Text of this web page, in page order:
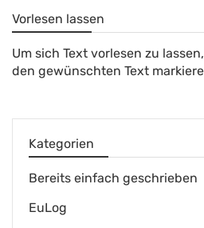
Vorlesen lassen
Um sich Text vorlesen zu
den gewünschten Text
Kategorien
Bereits einfach geschrieben
EuLog